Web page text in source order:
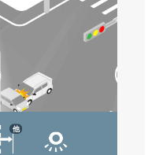
他